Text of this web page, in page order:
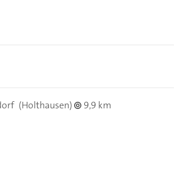
(Holthausen)
9,9 km